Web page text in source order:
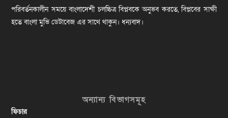
পরিবর্তনকালীন সময়ে বাংলাদেশী চলচ্চিত্র বিপ্লবকে অনুভব করতে, বিপ্লবের সাক্ষী
হতে বাংলা মুভি ডেটাবেজ এর সাথে থাকুন। ধন্যবাদ।
অন্যান্য বিভাগসমূহ
ফিচার